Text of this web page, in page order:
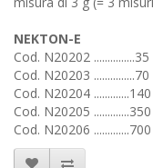
NEKTON-E
Cod. N20202
Cod. N20203
Cod. N20204
Cod. N20205
Cod. N20206